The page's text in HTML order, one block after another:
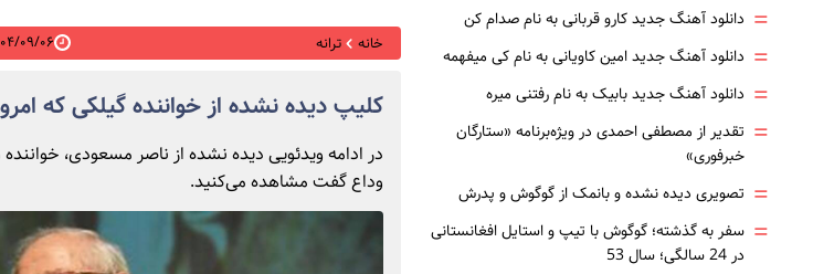
خانه ترانه ۱۴۰۴/۰۹/۰۶
کلیپ دیده نشده از خواننده‌ گیلکی که
در ادامه ویدئویی دیده نشده از ناصر مسعودی،
وداع گفت مشاهده می‌کنید.
= دانلود آهنگ جدید کارو قربانی به نام صدام کن
= دانلود آهنگ جدید امین کاویانی به نام کی میفهمه
= دانلود آهنگ جدید بابیک به نام رفتنی میره
= تقدیر از مصطفی احمدی در ویژه‌برنامه «ستارگان
خبرفوری»
= تصویری دیده نشده و بانمک از گوگوش و پدرش
= سفر به گذشته؛ گوگوش با تیپ و استایل افغانستانی
در 24 سالگی؛ سال 53